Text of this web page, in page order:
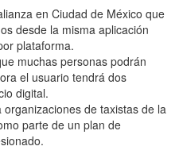
en Ciudad de México que
desde la misma aplicación
plataforma.
muchas personas podrán
el usuario tendrá dos
digital.
de taxistas de la
parte de un plan de